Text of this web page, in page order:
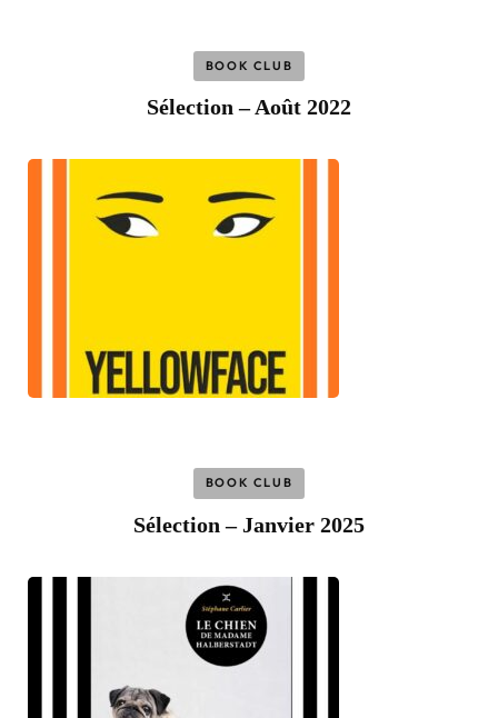
BOOK CLUB
Sélection – Août 2022
BOOK CLUB
Sélection – Janvier 2025